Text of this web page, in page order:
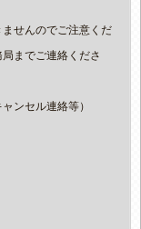
せんのでご注意くだ
までご連絡くださ
ンセル連絡等）